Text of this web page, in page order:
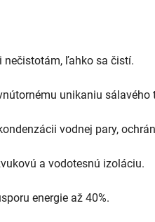
nečistotám, ľahko sa čistí.
unikaniu sálavého
vodnej pary,
a vodotesnú izoláciu.
energie až 40%.